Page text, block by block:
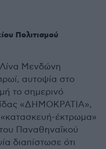
Πολιτισμού
Μενδώνη
αυτοψία στο
το σημερινό
«ΔΗΜΟΚΡΑΤΙΑ»,
έκτρωμα»
Παναθηναϊκού
διαπίστωσε ότι